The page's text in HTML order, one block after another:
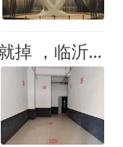
天花板钢筋外露、水泥一抠就掉 ，临沂一安置楼交房半年即被鉴定存安全隐患；楼体至今未加固，仍有居民常住